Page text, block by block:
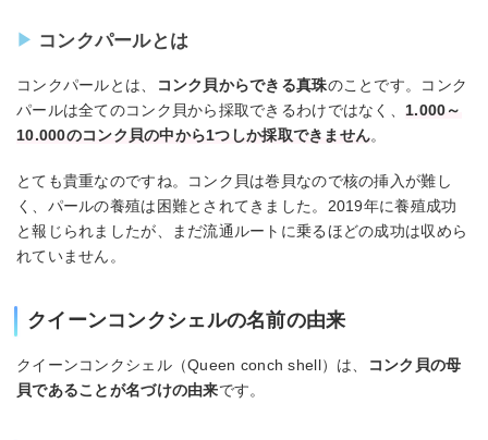
コンクパールとは
コンクパールとは、 コンク貝からできる真珠のことです。コンク
パールは全てのコンク貝から採取できるわけではなく、 1.000～
10.000のコンク貝の中から1つしか採取できません。
とても貴重なのですね。コンク貝は巻貝なので核の挿入が難し
く、パールの養殖は困難とされてきました。2019年に養殖成功
と報じられましたが、まだ流通ルートに乗るほどの成功は収めら
れていません。
クイーンコンクシェルの名前の由来
クイーンコンクシェル（Queen conch shell）は、
コンク貝の母
貝であることが名づけの由来です。